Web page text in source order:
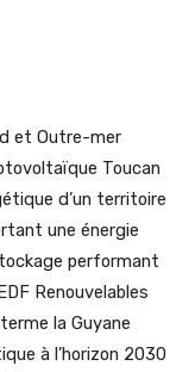
et Outre-mer
Toucan
d’un territoire
une énergie
performant
Renouvelables
la Guyane
à l’horizon 2030